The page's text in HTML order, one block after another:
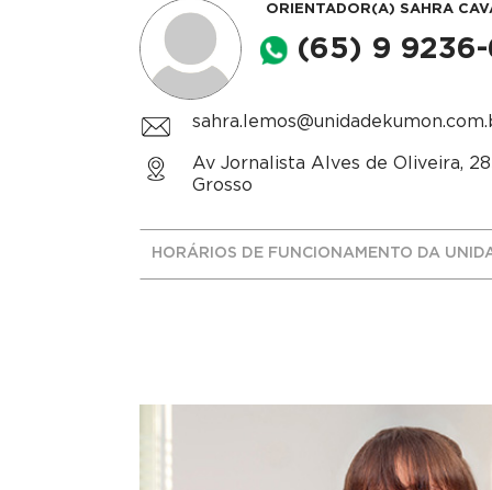
ORIENTADOR(A) SAHRA
(65) 9
Av Jornalista Alves de Oliveira,
Grosso
HORÁRIOS DE FUNCIONAMENTO DA